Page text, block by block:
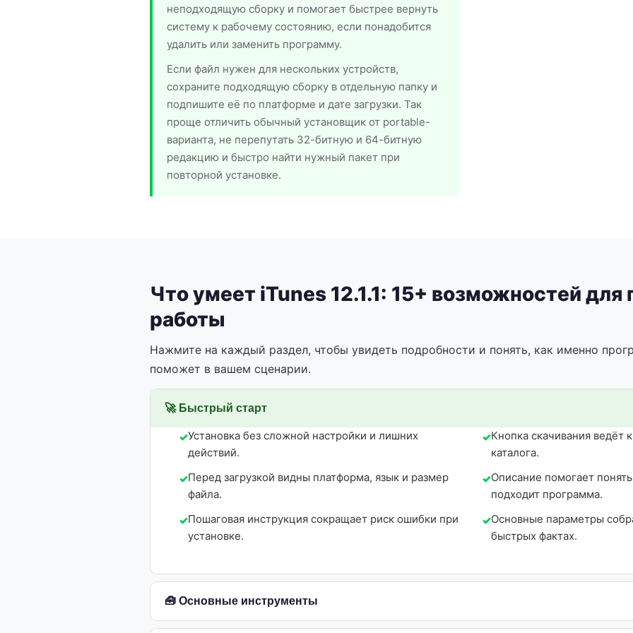
неподходящую сборку и помогает быстрее вернуть
систему к рабочему состоянию, если понадобится
удалить или заменить программу.
Если файл нужен для нескольких устройств,
сохраните подходящую сборку в отдельную папку и
подпишите её по платформе и дате загрузки. Так
проще отличить обычный установщик от portable-
варианта, не перепутать 32-битную и 64-битную
редакцию и быстро найти нужный пакет при
повторной установке.
Что умеет iTunes 12.1.1: 15+ возможностей для
работы
Нажмите на каждый раздел, чтобы увидеть подробности и понять, как именно
поможет в вашем сценарии.
🚀 Быстрый старт
Установка без сложной настройки и лишних
действий.
Кнопка скачивания ведёт
каталога.
Перед загрузкой видны платформа, язык и размер
файла.
Описание помогает
подходит программа.
Пошаговая инструкция сокращает риск ошибки при
установке.
Основные параметры
быстрых фактах.
🧰 Основные инструменты